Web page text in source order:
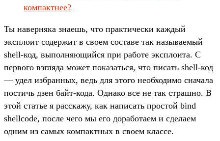
компактнее?
Ты наверняка знаешь, что практически каждый
эксплоит содержит в своем составе так называемый
shell-код, выполняющийся при работе эксплоита. С
первого взгляда может показаться, что писать shell-код
— удел избранных, ведь для этого необходимо сначала
постичь дзен байт-кода. Однако все не так страшно. В
этой статье я расскажу, как написать простой bind
shellcode, после чего мы его доработаем и сделаем
одним из самых компактных в своем классе.